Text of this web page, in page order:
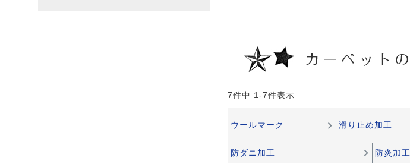
7件中 1 -7件表示
ウールマーク 滑り止め加工
防ダニ加工 防炎加工